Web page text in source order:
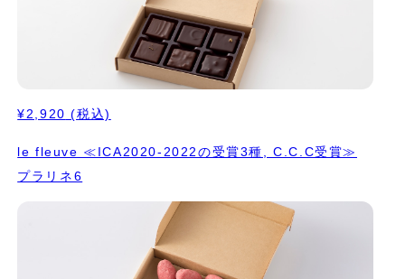
トラリア産のオーガニックレーズン。 通常はお菓子に使うことの
ない 貴重なラム酒で贅沢に漬け込んでいます。 中心部のガナッシ
ュにもほのかにラムを香らせて。 ゆったりグラスを傾けているよ
うな深みのある1粒になりました。 6.プラリネココ イタリア産を
中心に３種類のアーモンドを してブレンド作った自家製プラリネ
エルマーズグリーンコーヒーの ガナッシュに 香草系リキュール、
類のアーモンドで 作る自家製プラリネに オーガニックの愛媛県中
島産レモンで香り付け。 9.ガナッシュシトロン オーガニックの愛
ガナッシュに仕上げました。 味わいに深みを出すためにセロリを
合わせています。 10.ナチュール エクアドル産カカオとベネズエ
ラ産のカカオの シンプルなプレーンガナッシュ ショコラの先人か
ら引き継いだ「伝統」と シェフ上垣のオリジナリティを融合した
¥2,920 (税込)
le fleuve ≪ICA2020-2022の受賞3種, C.C.C受賞≫
プラリネ6